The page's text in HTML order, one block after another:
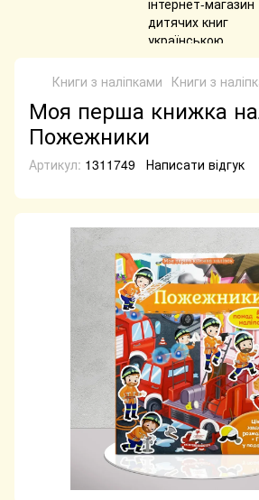
Книги з наліпками Книги з
Моя перша книжка
Пожежники
Артикул: 1311749 Написати відгук